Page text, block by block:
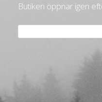
Butiken öppnar igen